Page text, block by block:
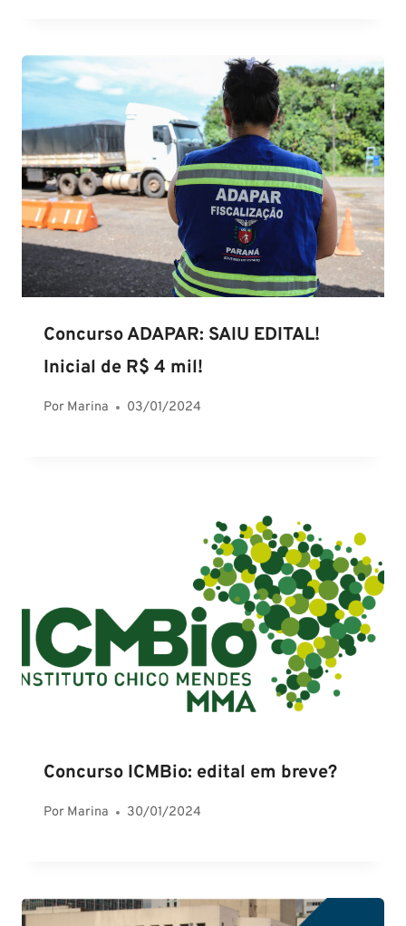
Concurso ADAPAR: SAIU EDITAL!
Inicial de R$ 4 mil!
Por Marina 03/01/2024
Concurso ICMBio: edital em breve?
Por Marina 30/01/2024